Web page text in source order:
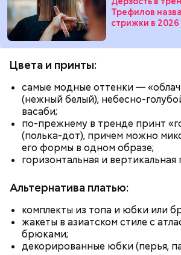
Трефилов
стрижки в 2026
Цвета и принты:
самые модные оттенки —
(нежный белый), небесно-
васаби;
по-прежнему в тренде принт
(полька-дот), причем можно
его формы в одном образе;
горизонтальная и вертикальная
Альтернатива платью:
комплекты из топа и юбки или
жакеты в азиатском стиле с
брюками;
декорированные юбки (перья,
Ингредиенты:
соль, перец по вкусу;
свежий базилик;
сливки жирностью 20